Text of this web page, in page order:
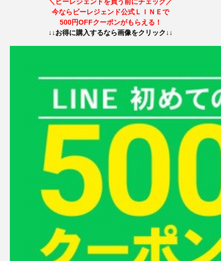
プロテイン無料配布イベント開催！
＼ビーレジェンドを買う前にチェック／
今ならビーレジェンド公式ＬＩＮＥで
500円OFFクーポンがもらえる！
↓↓お得に購入するなら画像をクリック↓↓